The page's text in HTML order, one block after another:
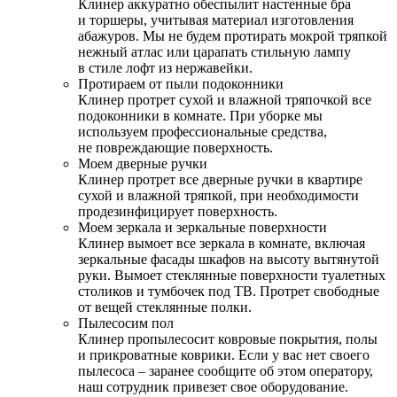
Клинер аккуратно обеспылит настенные бра
и торшеры, учитывая материал изготовления
абажуров. Мы не будем протирать мокрой тряпкой
нежный атлас или царапать стильную лампу
в стиле лофт из нержавейки.
Протираем от пыли подоконники
Клинер протрет сухой и влажной тряпочкой все
подоконники в комнате. При уборке мы
используем профессиональные средства,
не повреждающие поверхность.
Моем дверные ручки
Клинер протрет все дверные ручки в квартире
сухой и влажной тряпкой, при необходимости
продезинфицирует поверхность.
Моем зеркала и зеркальные поверхности
Клинер вымоет все зеркала в комнате, включая
зеркальные фасады шкафов на высоту вытянутой
руки. Вымоет стеклянные поверхности туалетных
столиков и тумбочек под ТВ. Протрет свободные
от вещей стеклянные полки.
Пылесосим пол
Клинер пропылесосит ковровые покрытия, полы
и прикроватные коврики. Если у вас нет своего
пылесоса – заранее сообщите об этом оператору,
наш сотрудник привезет свое оборудование.